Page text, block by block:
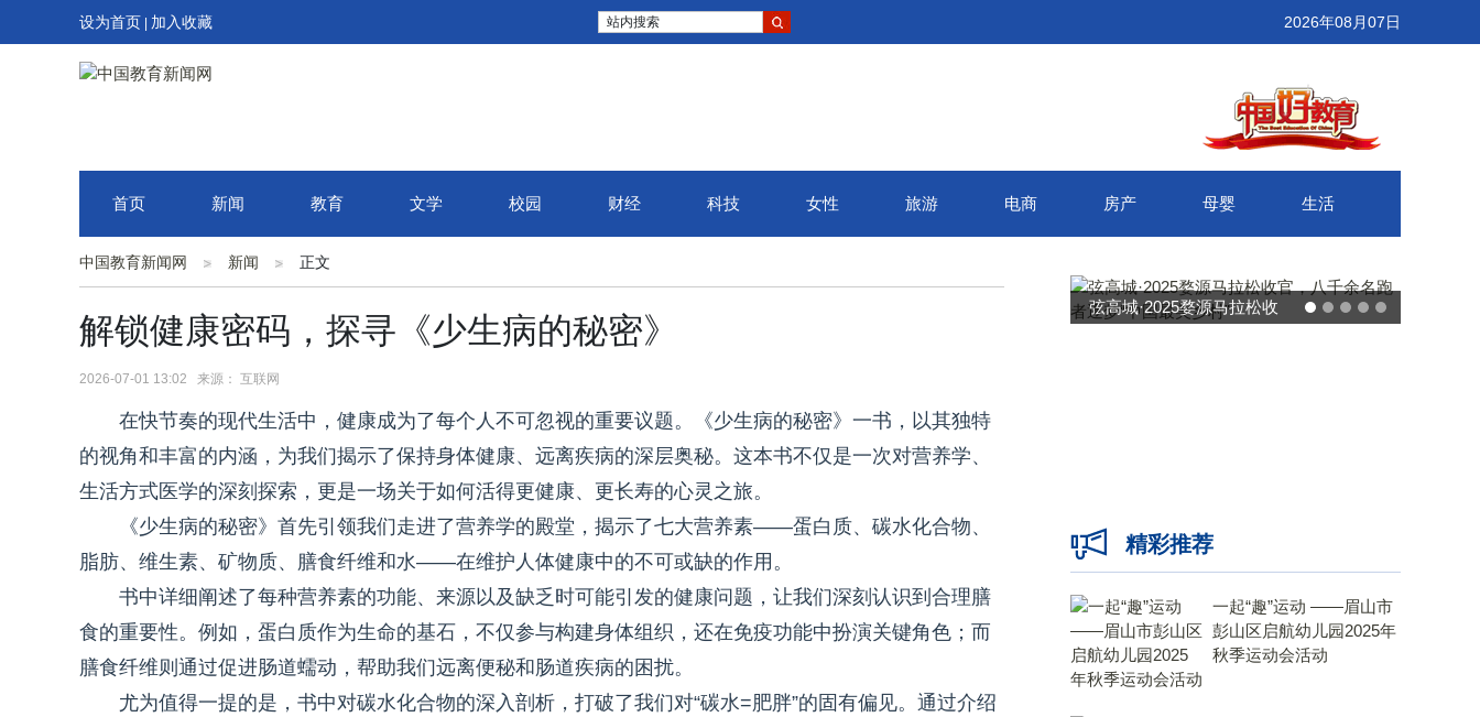
设为首页 加入收藏 站内搜索 2026年08月07日
首页 新闻 教育 文学 校园 财经 科技 女性 旅游 电商 房产 母婴 生活
中国教育新闻网 新闻 正文
解锁健康密码，探寻《少生病的秘密》
2026-07-01 13:02 来源： 互联网
在快节奏的现代生活中，健康成为了每个人不可忽视的重要议题。《少生病的秘密》一书，以其独特
的视角和丰富的内涵，为我们揭示了保持身体健康、远离疾病的深层奥秘。这本书不仅是一次对营养学、
生活方式医学的深刻探索，更是一场关于如何活得更健康、更长寿的心灵之旅。
《少生病的秘密》首先引领我们走进了营养学的殿堂，揭示了七大营养素——蛋白质、碳水化合物、
脂肪、维生素、矿物质、膳食纤维和水——在维护人体健康中的不可或缺的作用。
书中详细阐述了每种营养素的功能、来源以及缺乏时可能引发的健康问题，让我们深刻认识到合理膳
食的重要性。例如，蛋白质作为生命的基石，不仅参与构建身体组织，还在免疫功能中扮演关键角色；而
膳食纤维则通过促进肠道蠕动，帮助我们远离便秘和肠道疾病的困扰。
尤为值得一提的是，书中对碳水化合物的深入剖析，打破了我们对“碳水=肥胖”的固有偏见。通过介绍
弦高城·2025婺源马拉松收
精彩推荐
一起“趣”运动 ——眉山市
彭山区启航幼儿园2025年
秋季运动会活动